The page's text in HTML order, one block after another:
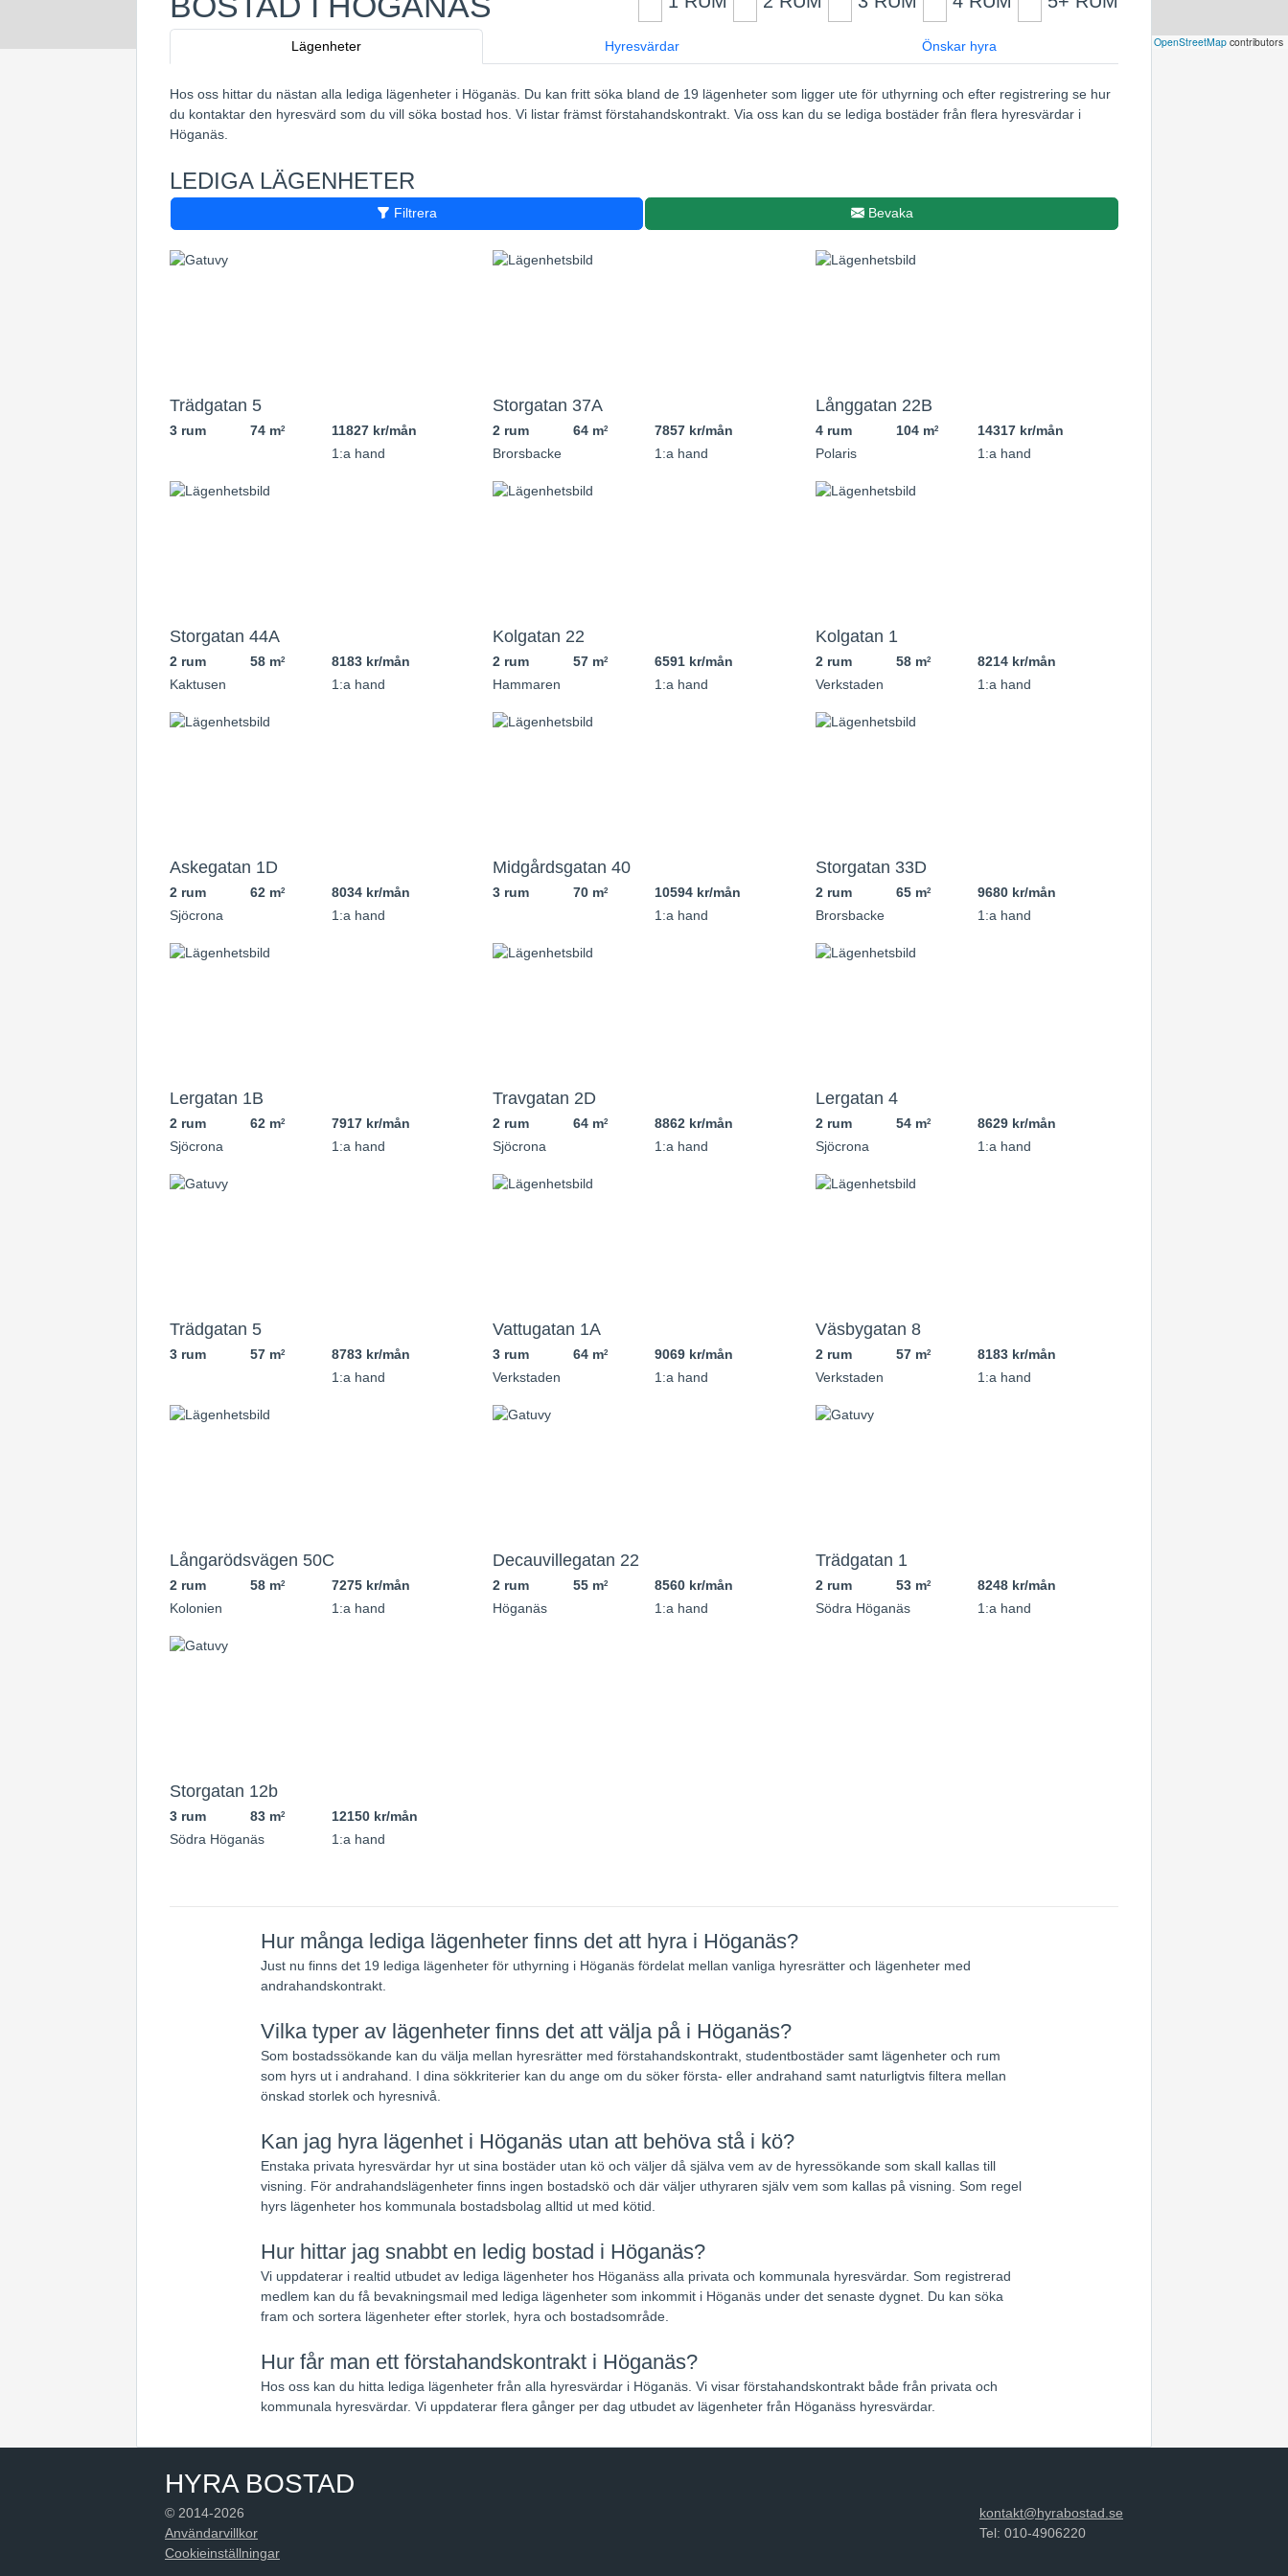
6
OpenStreetMap contributors
Lägenheter Hyresvärdar Önskar hyra
Hos oss hittar du nästan alla lediga lägenheter i Höganäs. Du kan fritt söka bland de 19 lägenheter som ligger ute för uthyrning och efter registrering se hur
du kontaktar den hyresvärd som du vill söka bostad hos. Vi listar främst förstahandskontrakt. Via oss kan du se lediga bostäder från flera hyresvärdar i
Höganäs.
LEDIGA LÄGENHETER
Filtrera Bevaka
Trädgatan 5
3 rum 74 m2
11827 kr/mån
1:a hand
Storgatan 37A
2 rum 64 m2
7857 kr/mån
Brorsbacke
1:a hand
Långgatan 22B
4 rum 104 m2
14317 kr/mån
Polaris
1:a hand
Storgatan 44A
2 rum 58 m2
8183 kr/mån
Kaktusen
1:a hand
Kolgatan 22
2 rum 57 m2
6591 kr/mån
Hammaren
1:a hand
Kolgatan 1
2 rum 58 m2
8214 kr/mån
Verkstaden
1:a hand
Askegatan 1D
2 rum 62 m2
8034 kr/mån
Sjöcrona
1:a hand
Midgårdsgatan 40
3 rum 70 m2
10594 kr/mån
1:a hand
Storgatan 33D
2 rum 65 m2
9680 kr/mån
Brorsbacke
1:a hand
Lergatan 1B
2 rum 62 m2
7917 kr/mån
Sjöcrona
1:a hand
Travgatan 2D
2 rum 64 m2
8862 kr/mån
Sjöcrona
1:a hand
Lergatan 4
2 rum 54 m2
8629 kr/mån
Sjöcrona
1:a hand
Trädgatan 5
3 rum 57 m2
8783 kr/mån
1:a hand
Vattugatan 1A
3 rum 64 m2
9069 kr/mån
Verkstaden
1:a hand
Väsbygatan 8
2 rum 57 m2
8183 kr/mån
Verkstaden
1:a hand
Långarödsvägen 50C
2 rum 58 m2
7275 kr/mån
Kolonien
1:a hand
Decauvillegatan 22
2 rum 55 m2
8560 kr/mån
Höganäs
1:a hand
Trädgatan 1
2 rum 53 m2
8248 kr/mån
Södra Höganäs
1:a hand
Storgatan 12b
3 rum 83 m2
12150 kr/mån
Södra Höganäs
1:a hand
Hur många lediga lägenheter finns det att hyra i Höganäs?
Just nu finns det 19 lediga lägenheter för uthyrning i Höganäs fördelat mellan vanliga hyresrätter och lägenheter med
andrahandskontrakt.
Vilka typer av lägenheter finns det att välja på i Höganäs?
Som bostadssökande kan du välja mellan hyresrätter med förstahandskontrakt, studentbostäder samt lägenheter och rum
som hyrs ut i andrahand. I dina sökkriterier kan du ange om du söker första- eller andrahand samt naturligtvis filtera mellan
önskad storlek och hyresnivå.
Kan jag hyra lägenhet i Höganäs utan att behöva stå i kö?
Enstaka privata hyresvärdar hyr ut sina bostäder utan kö och väljer då själva vem av de hyressökande som skall kallas till
visning. För andrahandslägenheter finns ingen bostadskö och där väljer uthyraren själv vem som kallas på visning. Som regel
hyrs lägenheter hos kommunala bostadsbolag alltid ut med kötid.
Hur hittar jag snabbt en ledig bostad i Höganäs?
Vi uppdaterar i realtid utbudet av lediga lägenheter hos Höganäss alla privata och kommunala hyresvärdar. Som registrerad
medlem kan du få bevakningsmail med lediga lägenheter som inkommit i Höganäs under det senaste dygnet. Du kan söka
fram och sortera lägenheter efter storlek, hyra och bostadsområde.
Hur får man ett förstahandskontrakt i Höganäs?
Hos oss kan du hitta lediga lägenheter från alla hyresvärdar i Höganäs. Vi visar förstahandskontrakt både från privata och
kommunala hyresvärdar. Vi uppdaterar flera gånger per dag utbudet av lägenheter från Höganäss hyresvärdar.
HYRA BOSTAD
kontakt@hyrabostad.se
Tel: 010-4906220
© 2014-2026
Användarvillkor
Cookieinställningar